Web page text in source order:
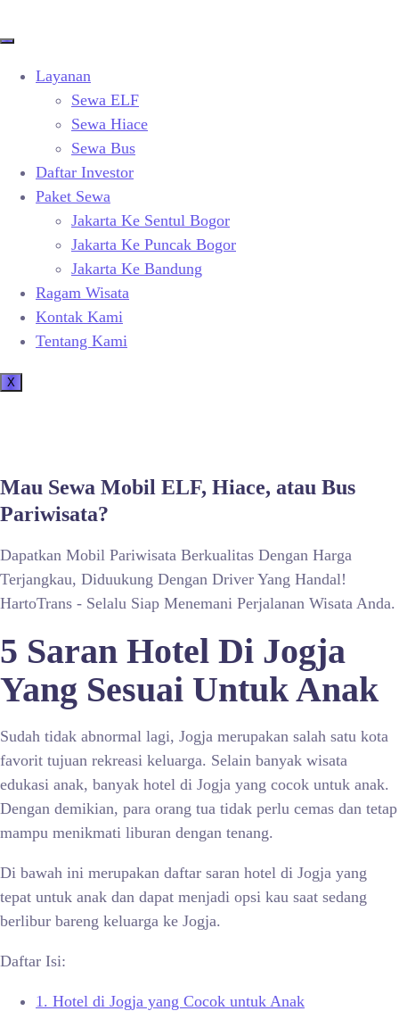
Layanan
Sewa ELF
Sewa Hiace
Sewa Bus
Daftar Investor
Paket Sewa
Jakarta Ke Sentul Bogor
Jakarta Ke Puncak Bogor
Jakarta Ke Bandung
Ragam Wisata
Kontak Kami
Tentang Kami
X
Mau Sewa Mobil ELF, Hiace, atau Bus
Pariwisata?
Dapatkan Mobil Pariwisata Berkualitas Dengan Harga
Terjangkau, Diduukung Dengan Driver Yang Handal!
HartoTrans - Selalu Siap Menemani Perjalanan Wisata Anda.
5 Saran Hotel Di Jogja
Yang Sesuai Untuk Anak
Sudah tidak abnormal lagi, Jogja merupakan salah satu kota
favorit tujuan rekreasi keluarga. Selain banyak wisata
edukasi anak, banyak hotel di Jogja yang cocok untuk anak.
Dengan demikian, para orang tua tidak perlu cemas dan tetap
mampu menikmati liburan dengan tenang.
Di bawah ini merupakan daftar saran hotel di Jogja yang
tepat untuk anak dan dapat menjadi opsi kau saat sedang
berlibur bareng keluarga ke Jogja.
Daftar Isi:
1. Hotel di Jogja yang Cocok untuk Anak